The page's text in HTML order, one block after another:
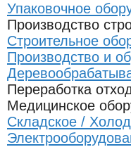
Упаковочное
Производство
Строительное
Производство и
Переработка
Медицинское
Складское /